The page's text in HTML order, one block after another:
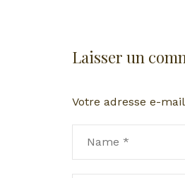
Laisser un
Votre adresse e-